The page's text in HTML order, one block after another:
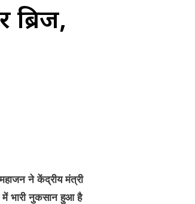
ने केंद्रीय मंत्री
में भारी नुकसान हुआ है